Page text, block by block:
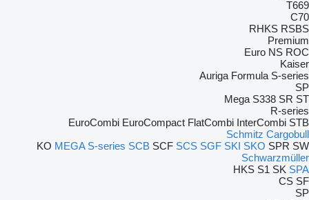
T669
C70
RHKS RSBS
Premium
Euro NS ROC
Kaiser
Auriga Formula S-series
SP
Mega S338 SR ST
R-series
EuroCombi EuroCompact FlatCombi InterCombi STB
Schmitz Cargobull
KO MEGA S-series SCB SCF SCS SGF SKI SKO SPR SW
Schwarzmüller
HKS S1 SK SPA
CS SF
SP